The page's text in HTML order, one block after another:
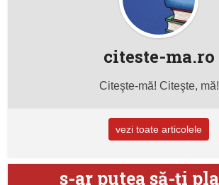
citeste-ma.ro
Citeşte-mă! Citeşte, mă!
vezi toate articolele
s-ar putea să-ţi